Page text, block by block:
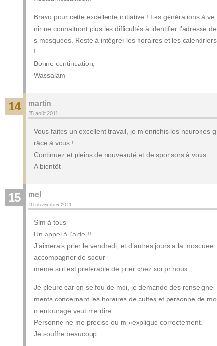
Bravo pour cette excellente initiative ! Les générations à ve
nir ne connaitront plus les difficultés à identifier l’adresse de
s mosquées. Reste à intégrer les horaires et les calendriers
!
Bonne continuation,
Wassalam
14 martin
25 août 2011
Vous faites un excellent travail, je m’enrichis les neurones g
râce à vous !
Continuez et pleins de nouveauté et de sponsors à vous …
A bientôt
15 mel
18 novembre 2011
Slm à tous
Un appel à l’aide !!
J’aimerais prier le vendredi, et d’autres jours a la mosquee
accompagner de soeur
meme si il est preferable de prier chez soi pr nous.
Je pleure car on se fou de moi, je demande des renseigne
ments concernant les horaires de cultes et personne de mo
n entourage veut me dire.
Personne ne me precise ou m »explique correctement.
Je souffre beaucoup.